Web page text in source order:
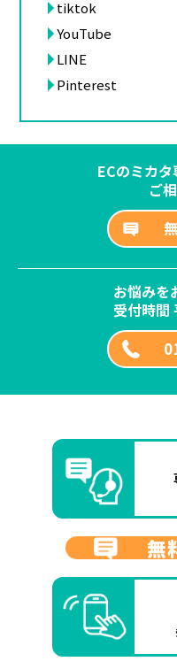
tiktok
YouTube
LINE
Pinterest
ECのミカ
ご
お悩みを
受付時間
無